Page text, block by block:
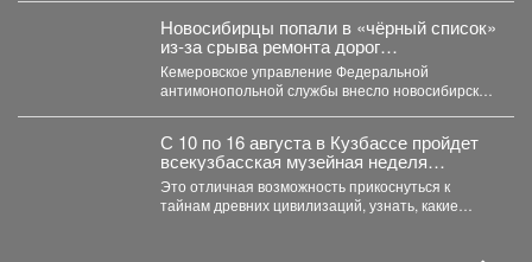
Новосибирцы попали в «чёрный список»
из‑за срыва ремонта дорог
Прокопьевска
Кемеровское управление Федеральной
антимонопольной службы внесло новосибирскую
С 10 по 16 августа в Кузбассе пройдет
всекузбасская музейная неделя
археологии и палеонтологии.
Это отличная возможность прикоснуться к
тайнам древних цивилизаций, узнать, какие